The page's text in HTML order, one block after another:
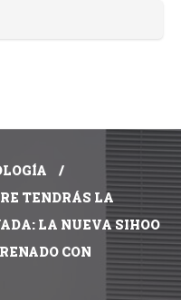
TENDRÁS LA
LA NUEVA SIHOO
CON